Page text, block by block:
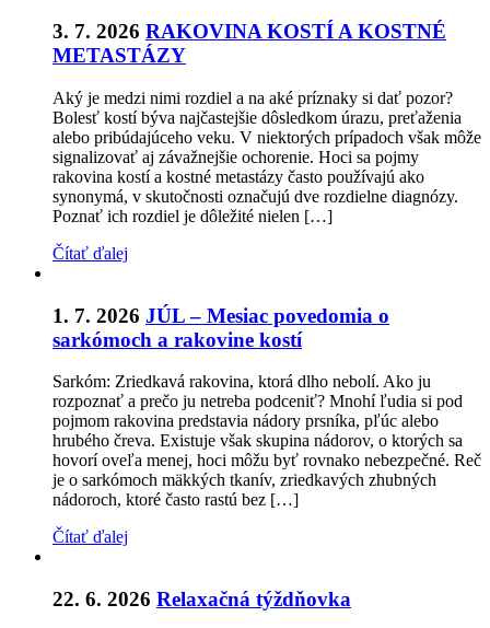
3. 7. 2026 RAKOVINA KOSTÍ A KOSTNÉ
METASTÁZY
Aký je medzi nimi rozdiel a na aké príznaky si dať pozor?
Bolesť kostí býva najčastejšie dôsledkom úrazu, preťaženia
alebo pribúdajúceho veku. V niektorých prípadoch však môže
signalizovať aj závažnejšie ochorenie. Hoci sa pojmy
rakovina kostí a kostné metastázy často používajú ako
synonymá, v skutočnosti označujú dve rozdielne diagnózy.
Poznať ich rozdiel je dôležité nielen […]
Čítať ďalej
1. 7. 2026 JÚL – Mesiac povedomia o
sarkómoch a rakovine kostí
Sarkóm: Zriedkavá rakovina, ktorá dlho nebolí. Ako ju
rozpoznať a prečo ju netreba podceniť? Mnohí ľudia si pod
pojmom rakovina predstavia nádory prsníka, pľúc alebo
hrubého čreva. Existuje však skupina nádorov, o ktorých sa
hovorí oveľa menej, hoci môžu byť rovnako nebezpečné. Reč
je o sarkómoch mäkkých tkanív, zriedkavých zhubných
nádoroch, ktoré často rastú bez […]
Čítať ďalej
22. 6. 2026 Relaxačná týždňovka